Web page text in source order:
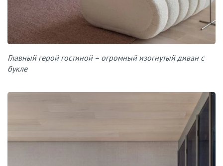
Главный герой гостиной – огромный изогнутый диван с
букле